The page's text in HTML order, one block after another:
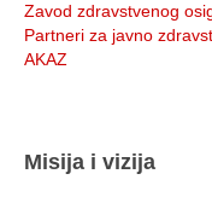
Zavod zdravstvenog
Partneri za javno
AKAZ
Misija i vizija